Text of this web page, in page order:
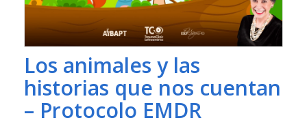
Los animales y las
historias que nos cuentan
– Protocolo EMDR